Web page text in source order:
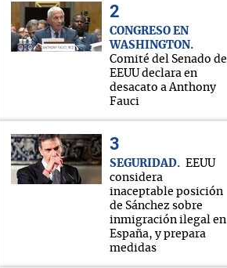
CONGRESO EN
WASHINGTON
Comité del Senado de
EEUU declara en
desacato a Anthony
Fauci
SEGURIDAD
EEUU
considera
inaceptable posición
de Sánchez sobre
inmigración ilegal en
España, y prepara
medidas